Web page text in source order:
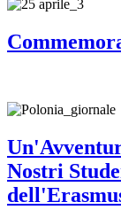
Nostri